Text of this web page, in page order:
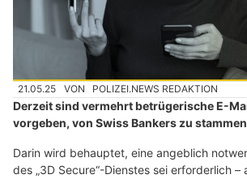
21.05.25 VON POLIZEI.NEWS REDAKTION
Derzeit sind vermehrt betrügerische E-
vorgeben, von Swiss Bankers zu
Darin wird behauptet, eine angeblich
des „3D Secure“-Dienstes sei erforderlich